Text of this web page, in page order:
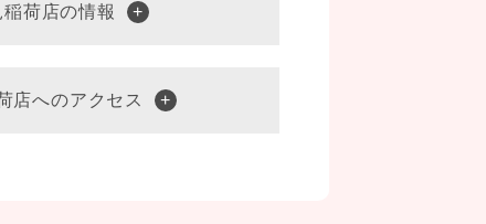
荷店の情報
店へのアクセス